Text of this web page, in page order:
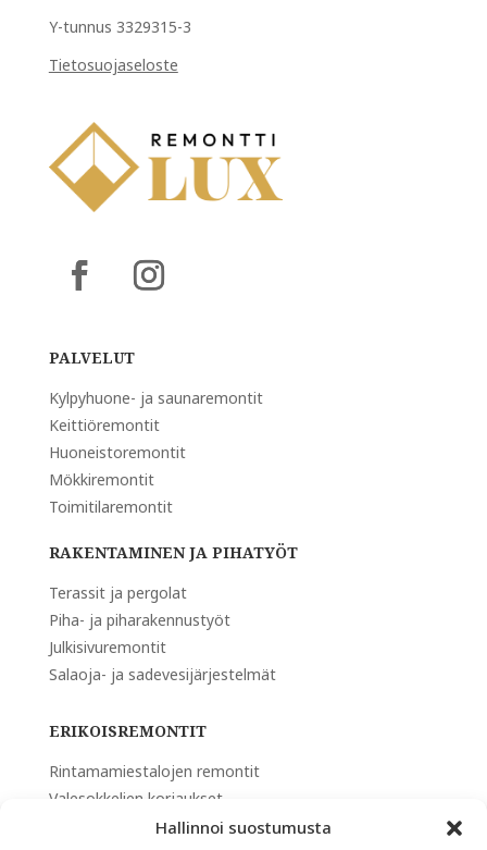
Hallinnoi suostumusta
Y-tunnus 3329315-3
Tietosuojaseloste
PALVELUT
Kylpyhuone- ja saunaremontit
Keittiöremontit
Huoneistoremontit
Mökkiremontit
Toimitilaremontit
RAKENTAMINEN JA PIHATYÖT
Terassit ja pergolat
Piha- ja piharakennustyöt
Julkisivuremontit
Salaoja- ja sadevesijärjestelmät
ERIKOISREMONTIT
Rintamamiestalojen remontit
Valesokkelien korjaukset
Kosteus- ja rakennevauriot